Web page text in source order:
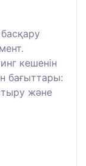
кешенін
бағыттары:
және